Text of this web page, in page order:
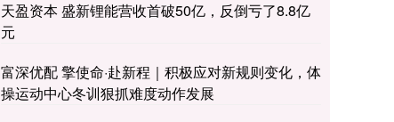
天盈资本 盛新锂能营收首破50亿，反倒亏了8.8亿
元
富深优配 擎使命·赴新程｜积极应对新规则变化，体
操运动中心冬训狠抓难度动作发展